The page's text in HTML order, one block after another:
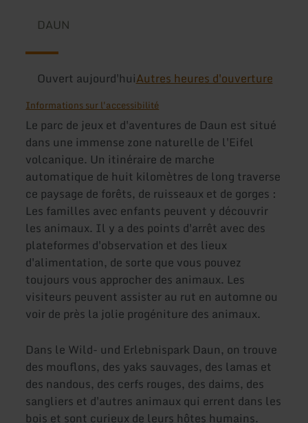
DAUN
Ouvert aujourd'huiAutres heures d'ouverture
Informations sur l'accessibilité
Le parc de jeux et d'aventures de Daun est situé
dans une immense zone naturelle de l'Eifel
volcanique. Un itinéraire de marche
automatique de huit kilomètres de long traverse
ce paysage de forêts, de ruisseaux et de gorges :
Les familles avec enfants peuvent y découvrir
les animaux. Il y a des points d'arrêt avec des
plateformes d'observation et des lieux
d'alimentation, de sorte que vous pouvez
toujours vous approcher des animaux. Les
visiteurs peuvent assister au rut en automne ou
voir de près la jolie progéniture des animaux.
Dans le Wild- und Erlebnispark Daun, on trouve
des mouflons, des yaks sauvages, des lamas et
des nandous, des cerfs rouges, des daims, des
sangliers et d'autres animaux qui errent dans les
bois et sont curieux de leurs hôtes humains.